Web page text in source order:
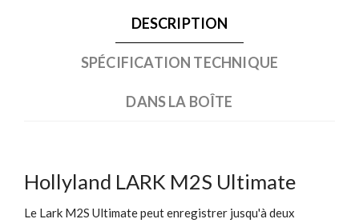
DESCRIPTION
SPÉCIFICATION TECHNIQUE
DANS LA BOÎTE
Hollyland LARK M2S Ultimate
Le Lark M2S Ultimate peut enregistrer jusqu'à deux